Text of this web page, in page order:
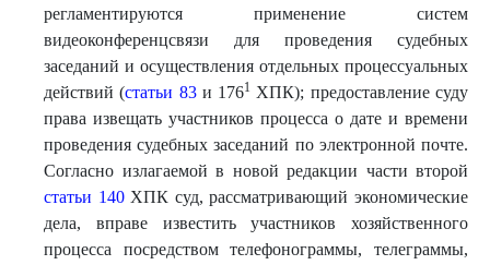
регламентируются применение систем
видеоконференцсвязи для проведения судебных
заседаний и осуществления отдельных процессуальных
действий (статьи 83и 1761 ХПК); предоставление суду
права извещать участников процесса о дате и времени
проведения судебных заседаний по электронной почте.
Согласно излагаемой в новой редакции части второй
статьи 140ХПК суд, рассматривающий экономические
дела, вправе известить участников хозяйственного
процесса посредством телефонограммы, телеграммы,